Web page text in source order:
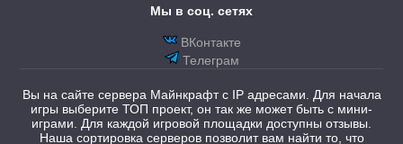
Мы в соц. сетях
ВКонтакте
Телеграм
Вы на сайте сервера Майнкрафт с IP адресами. Для начала
игры выберите ТОП проект, он так же может быть с мини-
играми. Для каждой игровой площадки доступны отзывы.
Наша сортировка серверов позволит вам найти то, что